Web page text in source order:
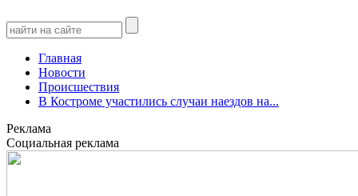
Главная
Новости
Происшествия
В Костроме участились случаи наездов на...
Реклама
Социальная реклама